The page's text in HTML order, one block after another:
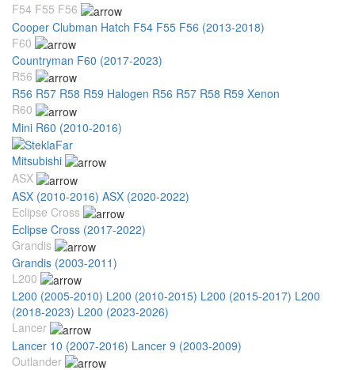
F54 F55 F56
Cooper Clubman Hatch F54 F55 F56 (2013-2018)
F60
Countryman F60 (2017-2023)
R56
R56 R57 R58 R59 Halogen R56 R57 R58 R59 Xenon
R60
Mini R60 (2010-2016)
Mitsubishi
ASX
ASX (2010-2016) ASX (2020-2022)
Eclipse Cross
Eclipse Cross (2017-2022)
Grandis
Grandis (2003-2011)
L200
L200 (2005-2010) L200 (2010-2015) L200 (2015-2017) L200
(2018-2023) L200 (2023-2026)
Lancer
Lancer 10 (2007-2016) Lancer 9 (2003-2009)
Outlander